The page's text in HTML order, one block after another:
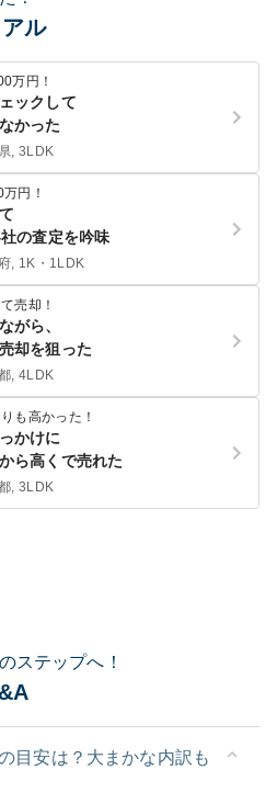
ル
万円！
ックして
かった
, 3LDK
円！
の査定を吟味
, 1K・1LDK
売却！
がら、
却を狙った
, 4LDK
も高かった！
かけに
ら高くで売れた
, 3LDK
ステップへ！
目安は？大まかな内訳も